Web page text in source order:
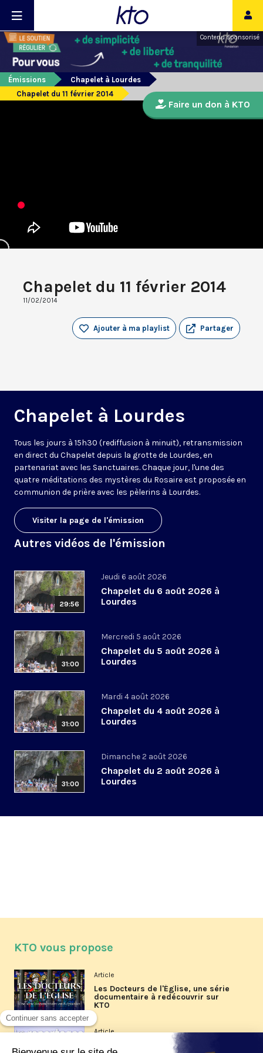
Contenu sponsorisé
Émissions
Chapelet à Lourdes
Chapelet du 11 février 2014
Chapelet du 11 février 2014
11/02/2014
Partager
Ajouter à ma playlist
Chapelet à Lourdes
Tous les jours à 15h30 (rediffusion à minuit), retransmission
en direct du Chapelet depuis la grotte de Lourdes, en
partenariat avec les Sanctuaires. Chaque jour, l'une des
quatre méditations des mystères du Rosaire est proposée en
communion de prière avec les pèlerins à Lourdes.
Visiter la page de l'émission
Autres vidéos de l'émission
29:56
Jeudi 6 août 2026
Chapelet du 6 août 2026 à
Lourdes
31:00
Mercredi 5 août 2026
Chapelet du 5 août 2026 à
Lourdes
31:00
Mardi 4 août 2026
Chapelet du 4 août 2026 à
Lourdes
31:00
Dimanche 2 août 2026
Chapelet du 2 août 2026 à
Lourdes
Faire un don à KTO
KTO vous propose
Article
Les Docteurs de l'Église, une série
documentaire à redécouvrir sur
KTO
Article
Les reportages d'été 2026 de KTO